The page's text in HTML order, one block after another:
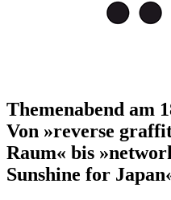
Themenabend am
Von »reverse
Raum« bis
Sunshine for